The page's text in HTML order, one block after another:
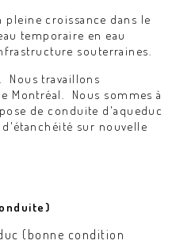
pleine croissance dans le
temporaire en eau
souterraines.
Nous travaillons
Montréal. Nous sommes à
de conduite d'aqueduc
sur nouvelle
(bonne condition